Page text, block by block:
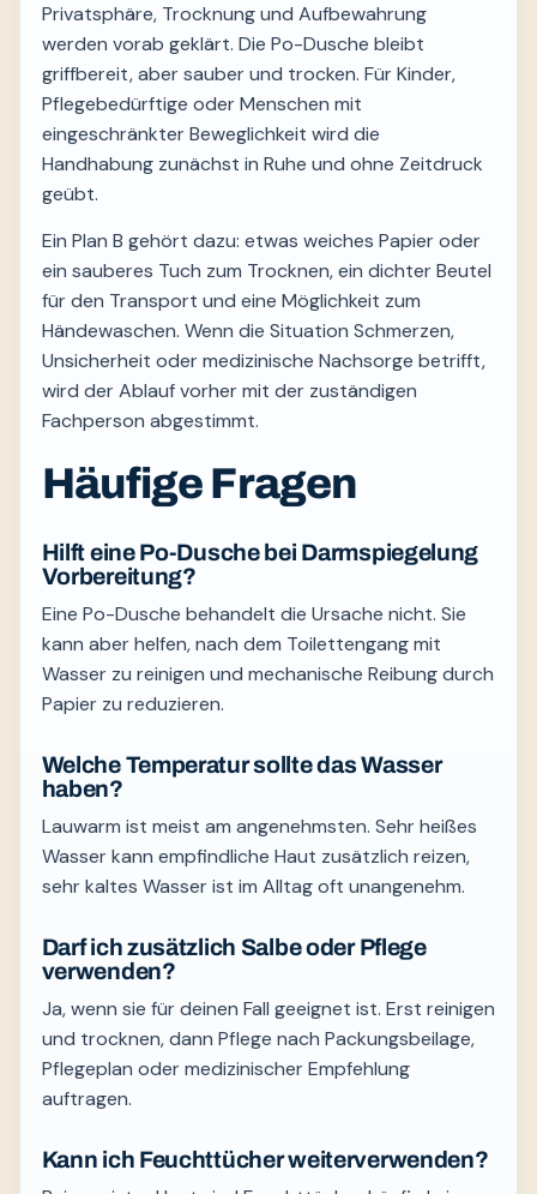
Privatsphäre, Trocknung und Aufbewahrung
werden vorab geklärt. Die Po-Dusche bleibt
griffbereit, aber sauber und trocken. Für Kinder,
Pflegebedürftige oder Menschen mit
eingeschränkter Beweglichkeit wird die
Handhabung zunächst in Ruhe und ohne Zeitdruck
geübt.
Ein Plan B gehört dazu: etwas weiches Papier oder
ein sauberes Tuch zum Trocknen, ein dichter Beutel
für den Transport und eine Möglichkeit zum
Händewaschen. Wenn die Situation Schmerzen,
Unsicherheit oder medizinische Nachsorge betrifft,
wird der Ablauf vorher mit der zuständigen
Fachperson abgestimmt.
Häufige Fragen
Hilft eine Po-Dusche bei Darmspiegelung
Vorbereitung?
Eine Po-Dusche behandelt die Ursache nicht. Sie
kann aber helfen, nach dem Toilettengang mit
Wasser zu reinigen und mechanische Reibung durch
Papier zu reduzieren.
Welche Temperatur sollte das Wasser
haben?
Lauwarm ist meist am angenehmsten. Sehr heißes
Wasser kann empfindliche Haut zusätzlich reizen,
sehr kaltes Wasser ist im Alltag oft unangenehm.
Darf ich zusätzlich Salbe oder Pflege
verwenden?
Ja, wenn sie für deinen Fall geeignet ist. Erst reinigen
und trocknen, dann Pflege nach Packungsbeilage,
Pflegeplan oder medizinischer Empfehlung
auftragen.
Kann ich Feuchttücher weiterverwenden?